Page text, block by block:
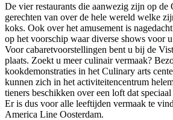
De vier restaurants die aanwezig zijn op de
gerechten van over de hele wereld welke
koks. Ook over het amusement is
op het voorschip waar diverse shows voor
Voor cabaretvoorstellingen bent u bij de
plaats. Zoekt u meer culinair vermaak?
kookdemonstraties in het Culinary arts
kunnen zich in het activiteitencentrum
tieners beschikken over een loft dat
Er is dus voor alle leeftijden vermaak te
America Line Oosterdam.